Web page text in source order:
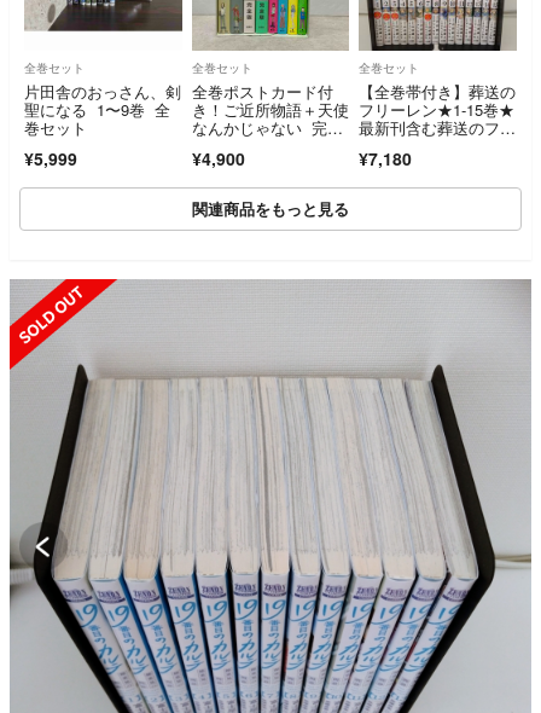
全巻セット
片田舎のおっさん、剣
聖になる 1〜9巻 全
巻セット
¥5,999
全巻セット
全巻ポストカード付
き！ご近所物語＋天使
なんかじゃない 完全
¥4,900
全巻セット
【全巻帯付き】葬送の
フリーレン★1-15巻★
最新刊含む葬送のフリ
付き
¥7,180
関連商品をもっと見る